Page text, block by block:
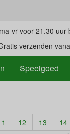
ma-vr voor 21.30 uur
verzenden
Speelgoed
12 13 14